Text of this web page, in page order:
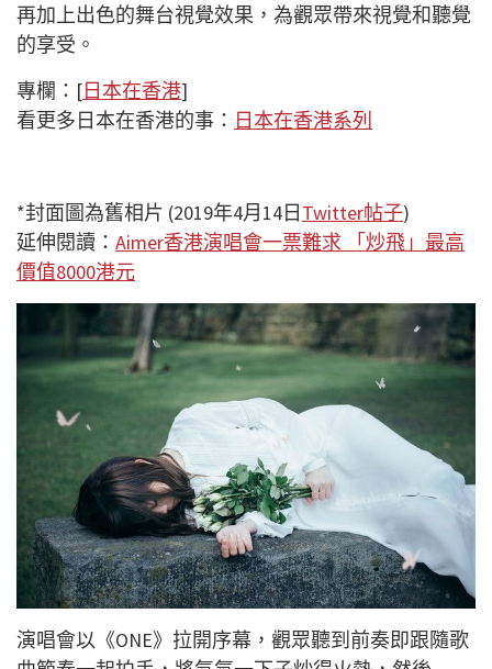
再加上出色的舞台視覺效果，為觀眾帶來視覺和聽覺
的享受。
專欄：[日本在香港]
看更多日本在香港的事： 日本在香港系列
*封面圖為舊相片 (2019年4月14日Twitter帖子)
延伸閱讀： Aimer香港演唱會一票難求 「炒飛」最高
價值8000港元
演唱會以《ONE》拉開序幕，觀眾聽到前奏即跟隨歌